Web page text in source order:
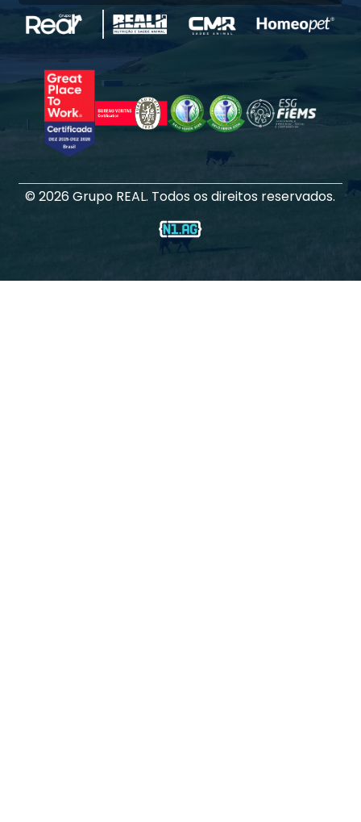
©2026Grupo REAL. Todos os direitos reservados.